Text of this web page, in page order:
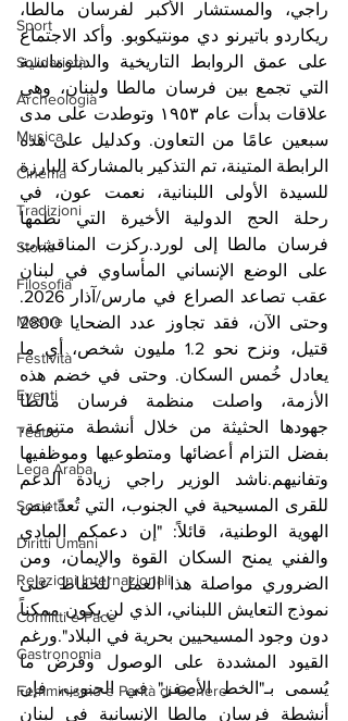
Sport
Solidarietà
Archeologia
Musica
Cinema
Tradizioni
Storia
Filosofia
Mostre
Festività
Eventi
Teatro
Lega Araba
Società
Diritti Umani
Relazioni Internazionali
Conflitti e Pace
Gastronomia
Femminismo e Parità di Genere
ريكاردو باتيرنو دي مونتيكوبو. وأكد الاجتماع
على عمق الروابط التاريخية والدبلوماسية
سبعين عامًا من التعاون. وكدليل على هذه
الرابطة المتينة، تم التذكير بالمشاركة البارزة
فرسان مالطا إلى لورد.ركزت المناقشات
وحتى الآن، فقد تجاوز عدد الضحايا 2800
قتيل، ونزح نحو 1.2 مليون شخص، أي ما
الأزمة، واصلت منظمة فرسان مالطا
جهودها الحثيثة من خلال أنشطة متنوعة،
وتفانيهم.ناشد الوزير راجي زيادة الدعم
للقرى المسيحية في الجنوب، التي تُعدّ نبض
الضروري مواصلة هذا العمل للحفاظ على
نموذج التعايش اللبناني، الذي لن يكون ممكناً
القيود المشددة على الوصول وفرض ما
يُسمى بـ"الخط الأصفر" في الجنوب، فإن